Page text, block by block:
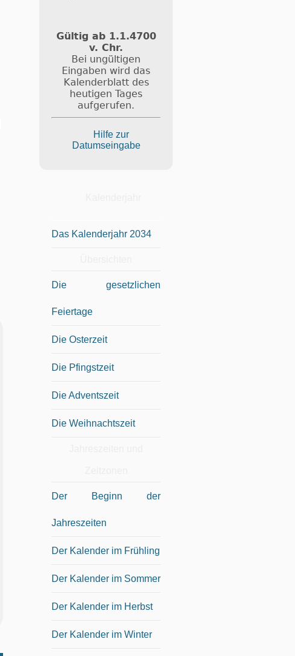
Gültig ab 1.1.4700
v. Chr.
Bei ungültigen
Eingaben wird das
Kalenderblatt des
heutigen Tages
aufgerufen.
Hilfe zur
Datumseingabe
Das Kalenderjahr 2034
Die gesetzlichen
Feiertage
Die Osterzeit
Die Pfingstzeit
Die Adventszeit
Die Weihnachtszeit
Der Beginn der
Jahreszeiten
Der Kalender im Frühling
Der Kalender im Sommer
Der Kalender im Herbst
Der Kalender im Winter